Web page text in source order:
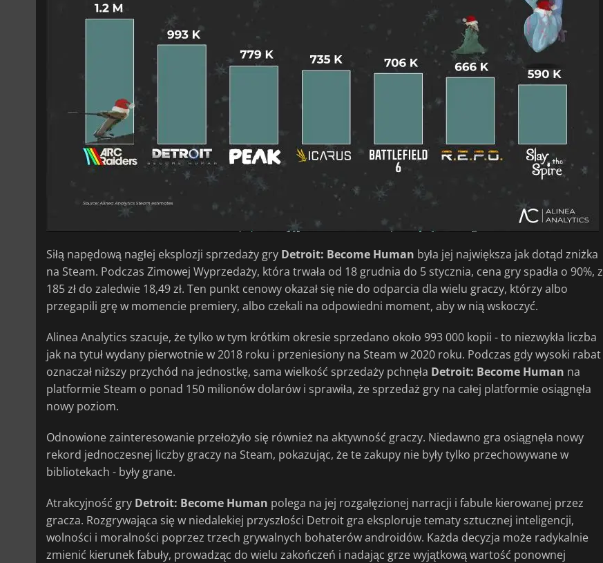
Siłą napędową nagłej eksplozji sprzedaży gry Detroit: Become Human była jej największa jak dotąd zniżka
na Steam. Podczas Zimowej Wyprzedaży, która trwała od 18 grudnia do 5 stycznia, cena gry spadła o 90%, z
185 zł do zaledwie 18,49 zł. Ten punkt cenowy okazał się nie do odparcia dla wielu graczy, którzy albo
przegapili grę w momencie premiery, albo czekali na odpowiedni moment, aby w nią wskoczyć.
Alinea Analytics szacuje, że tylko w tym krótkim okresie sprzedano około 993 000 kopii - to niezwykła liczba
jak na tytuł wydany pierwotnie w 2018 roku i przeniesiony na Steam w 2020 roku. Podczas gdy wysoki rabat
oznaczał niższy przychód na jednostkę, sama wielkość sprzedaży pchnęła Detroit: Become Human na
platformie Steam o ponad 150 milionów dolarów i sprawiła, że sprzedaż gry na całej platformie osiągnęła
nowy poziom.
Odnowione zainteresowanie przełożyło się również na aktywność graczy. Niedawno gra osiągnęła nowy
rekord jednoczesnej liczby graczy na Steam, pokazując, że te zakupy nie były tylko przechowywane w
bibliotekach - były grane.
Atrakcyjność gry Detroit: Become Human polega na jej rozgałęzionej narracji i fabule kierowanej przez
gracza. Rozgrywająca się w niedalekiej przyszłości Detroit gra eksploruje tematy sztucznej inteligencji,
wolności i moralności poprzez trzech grywalnych bohaterów androidów. Każda decyzja może radykalnie
zmienić kierunek fabuły, prowadząc do wielu zakończeń i nadając grze wyjątkową wartość ponownej